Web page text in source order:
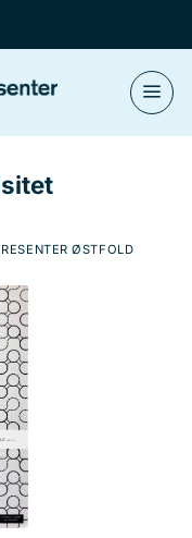
ØSTFOLD